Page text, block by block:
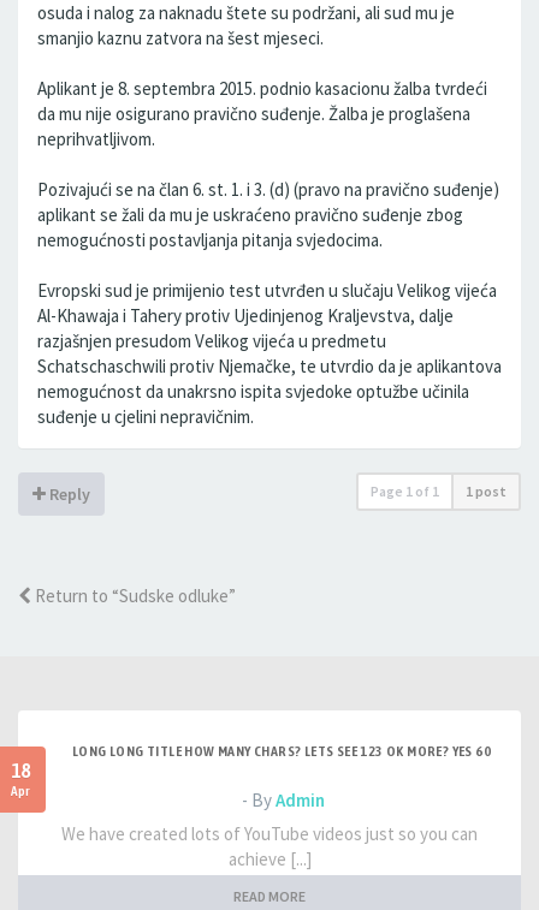
osuda i nalog za naknadu štete su podržani, ali sud mu je
smanjio kaznu zatvora na šest mjeseci.
Aplikant je 8. septembra 2015. podnio kasacionu žalba tvrdeći
da mu nije osigurano pravično suđenje. Žalba je proglašena
neprihvatljivom.
Pozivajući se na član 6. st. 1. i 3. (d) (pravo na pravično suđenje)
aplikant se žali da mu je uskraćeno pravično suđenje zbog
nemogućnosti postavljanja pitanja svjedocima.
Evropski sud je primijenio test utvrđen u slučaju Velikog vijeća
Al-Khawaja i Tahery protiv Ujedinjenog Kraljevstva, dalje
razjašnjen presudom Velikog vijeća u predmetu
Schatschaschwili protiv Njemačke, te utvrdio da je aplikantova
nemogućnost da unakrsno ispita svjedoke optužbe učinila
suđenje u cjelini nepravičnim.
Reply Page 1 of 1 1 post
Return to “Sudske odluke”
18
Apr
LONG LONG TITLE HOW MANY CHARS? LETS SEE 123 OK MORE? YES 60
- ByAdmin
We have created lots of YouTube videos just so you can
achieve [...]
READ MORE